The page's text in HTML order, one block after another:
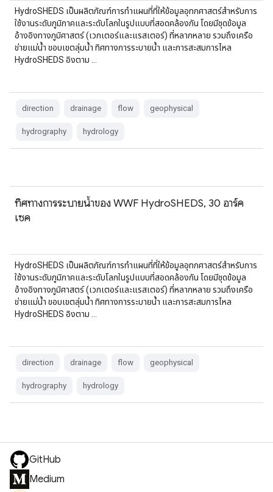
HydroSHEDS เป็นผลิตภัณฑ์การทำแผนที่ที่ให้ข้อมูลอุทกศาสตร์สำหรับการ
ใช้งานระดับภูมิภาคและระดับโลกในรูปแบบที่สอดคล้องกัน โดยมีชุดข้อมูล
อ้างอิงทางภูมิศาสตร์ (เวกเตอร์และแรสเตอร์) ที่หลากหลาย รวมถึงเครือ
ข่ายแม่น้ำ ขอบเขตลุ่มน้ำ ทิศทางการระบายน้ำ และการสะสมการไหล
HydroSHEDS อิงตาม …
direction drainage flow geophysical
hydrography hydrology
ทิศทางการระบายน้ำของ WWF HydroSHEDS, 30 อาร์ค
เซค
HydroSHEDS เป็นผลิตภัณฑ์การทำแผนที่ที่ให้ข้อมูลอุทกศาสตร์สำหรับการ
ใช้งานระดับภูมิภาคและระดับโลกในรูปแบบที่สอดคล้องกัน โดยมีชุดข้อมูล
อ้างอิงทางภูมิศาสตร์ (เวกเตอร์และแรสเตอร์) ที่หลากหลาย รวมถึงเครือ
ข่ายแม่น้ำ ขอบเขตลุ่มน้ำ ทิศทางการระบายน้ำ และการสะสมการไหล
HydroSHEDS อิงตาม …
direction drainage flow geophysical
hydrography hydrology
GitHub
Medium